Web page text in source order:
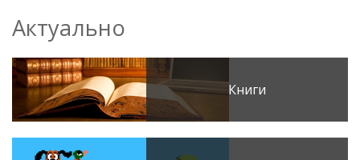
Актуально
Книги